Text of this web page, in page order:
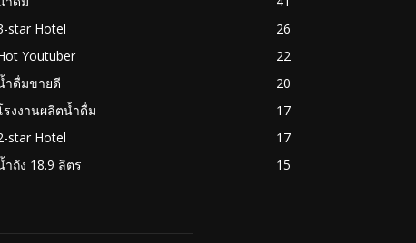
star Hotel
26
Youtuber
22
ำดื่มขายดี
20
รงงานผลิตน้ำดื่ม
17
star Hotel
17
ำถัง 18.9 ลิตร
15